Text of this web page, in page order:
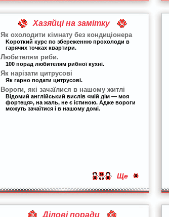
Хазяйці на замітку
Як охолодити кімнату без кондиціонера
Kороткий курс по збереженню прохолоди в
гарячих точках квартири.
Любителям риби.
100 порад любителям рибної кухні.
Як нарізати цитрусові
Як гарно подати цитрусові.
Вороги, які зачаїлися в нашому житлі
Відомий англійський вислів «мій дім — моя
фортеця», на жаль, не є істиною. Адже вороги
можуть зачаїтися і в нашому домі.
Ще
Ділові поради